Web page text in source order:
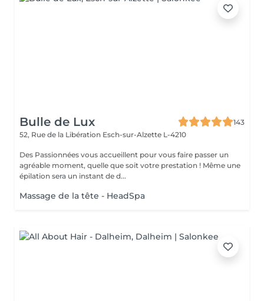
Bulle de Lux
143
52, Rue de la Libération Esch-sur-Alzette L-4210
Des Passionnées vous accueillent pour vous faire passer un
agréable moment, quelle que soit votre prestation ! Même une
épilation sera un instant de d...
Massage de la tête - HeadSpa